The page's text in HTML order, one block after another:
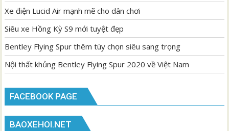
Xe điện Lucid Air mạnh mẽ cho dân chơi
Siêu xe Hồng Kỳ S9 mới tuyệt đẹp
Bentley Flying Spur thêm tùy chọn siêu sang trọng
Nội thất khủng Bentley Flying Spur 2020 về Việt Nam
FACEBOOK PAGE
BAOXEHOI.NET